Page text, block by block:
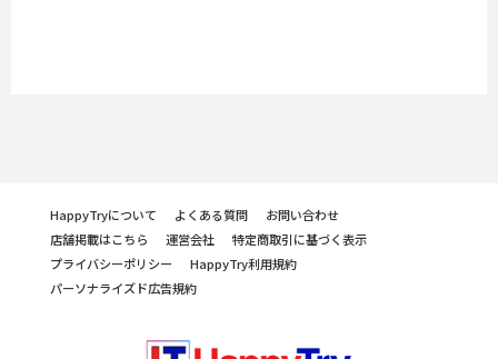
HappyTryについて よくある質問
お問い合わせ
店舗掲載はこちら
運営会社
特定商取引に基づく表示
プライバシーポリシー
HappyTry利用規約
パーソナライズド広告規約